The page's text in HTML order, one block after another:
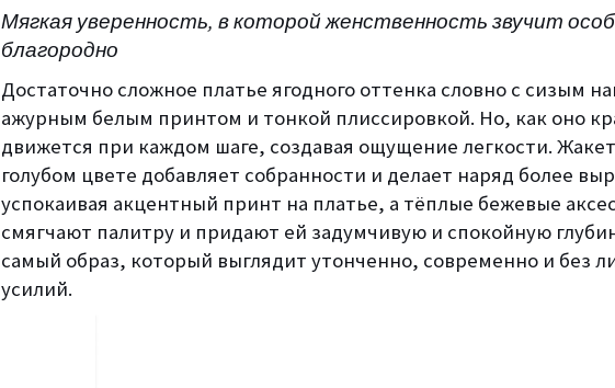
Мягкая уверенность, в которой женственность звучит
благородно
Достаточно сложное платье ягодного оттенка словно с сизым
ажурным белым принтом и тонкой плиссировкой. Но, как оно
движется при каждом шаге, создавая ощущение легкости.
голубом цвете добавляет собранности и делает наряд более
успокаивая акцентный принт на платье, а тёплые бежевые
смягчают палитру и придают ей задумчивую и спокойную
самый образ, который выглядит утонченно, современно и без
усилий.